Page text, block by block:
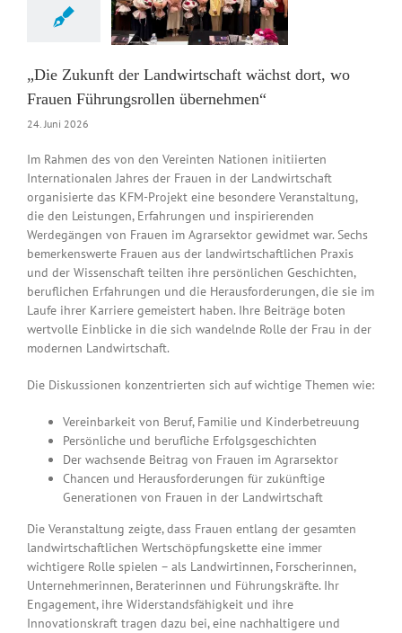
Führungsrollen
„Die Zukunft der Landwirtschaft wächst dort, wo
Frauen Führungsrollen übernehmen“
24. Juni 2026
Im Rahmen des von den Vereinten Nationen initiierten
Internationalen Jahres der Frauen in der Landwirtschaft
organisierte das KFM-Projekt eine besondere Veranstaltung,
die den Leistungen, Erfahrungen und inspirierenden
Werdegängen von Frauen im Agrarsektor gewidmet war. Sechs
bemerkenswerte Frauen aus der landwirtschaftlichen Praxis
und der Wissenschaft teilten ihre persönlichen Geschichten,
beruflichen Erfahrungen und die Herausforderungen, die sie im
Laufe ihrer Karriere gemeistert haben. Ihre Beiträge boten
wertvolle Einblicke in die sich wandelnde Rolle der Frau in der
modernen Landwirtschaft.
Die Diskussionen konzentrierten sich auf wichtige Themen wie:
Vereinbarkeit von Beruf, Familie und Kinderbetreuung
Persönliche und berufliche Erfolgsgeschichten
Der wachsende Beitrag von Frauen im Agrarsektor
Chancen und Herausforderungen für zukünftige
Generationen von Frauen in der Landwirtschaft
Die Veranstaltung zeigte, dass Frauen entlang der gesamten
landwirtschaftlichen Wertschöpfungskette eine immer
wichtigere Rolle spielen – als Landwirtinnen, Forscherinnen,
Unternehmerinnen, Beraterinnen und Führungskräfte. Ihr
Engagement, ihre Widerstandsfähigkeit und ihre
Innovationskraft tragen dazu bei, eine nachhaltigere und